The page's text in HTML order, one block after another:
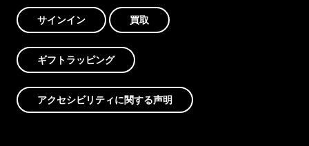
サインイン 買取
ギフトラッピング
アクセシビリティに関する声明